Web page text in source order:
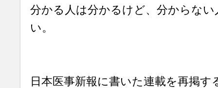
分かる人は分かるけど、分からな
い。
日本医事新報に書いた連載を再掲す